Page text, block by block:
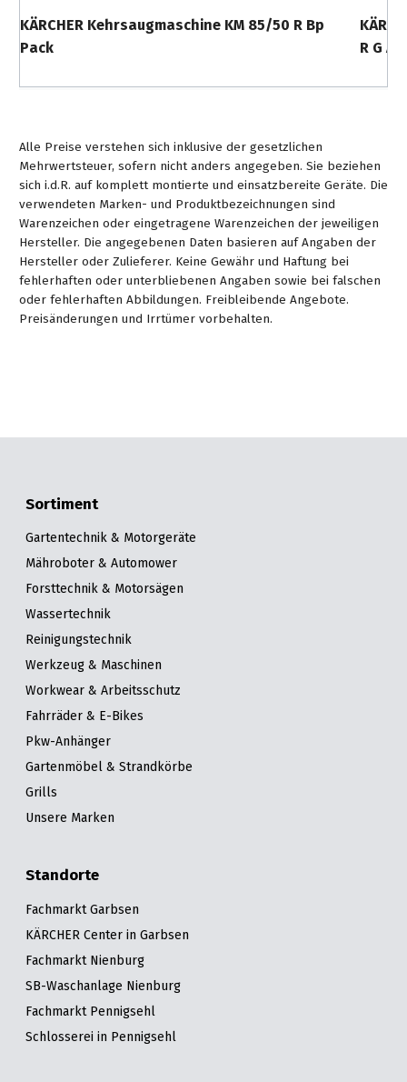
KÄRCHER Kehrsaugmaschine KM 85/50 R Bp
Pack
R G
Alle Preise verstehen sich inklusive der gesetzlichen
Mehrwertsteuer, sofern nicht anders angegeben. Sie beziehen
sich i.d.R. auf komplett montierte und einsatzbereite Geräte. Die
verwendeten Marken- und Produktbezeichnungen sind
Warenzeichen oder eingetragene Warenzeichen der jeweiligen
Hersteller. Die angegebenen Daten basieren auf Angaben der
Hersteller oder Zulieferer. Keine Gewähr und Haftung bei
fehlerhaften oder unterbliebenen Angaben sowie bei falschen
oder fehlerhaften Abbildungen. Freibleibende Angebote.
Preisänderungen und Irrtümer vorbehalten.
Sortiment
Gartentechnik & Motorgeräte
Mähroboter & Automower
Forsttechnik & Motorsägen
Wassertechnik
Reinigungstechnik
Werkzeug & Maschinen
Workwear & Arbeitsschutz
Fahrräder & E-Bikes
Pkw-Anhänger
Gartenmöbel & Strandkörbe
Grills
Unsere Marken
Standorte
Fachmarkt Garbsen
KÄRCHER Center in Garbsen
Fachmarkt Nienburg
SB-Waschanlage Nienburg
Fachmarkt Pennigsehl
Schlosserei in Pennigsehl